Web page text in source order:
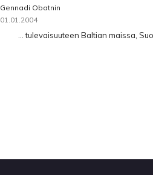
Gennadi Obatnin
01.01.2004
... tulevaisuuteen Baltian maissa,